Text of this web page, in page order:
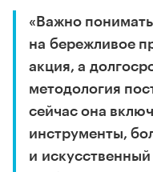
«Важно
на бережливое
акция, а
методология
сейчас она
инструменты,
и искусственный